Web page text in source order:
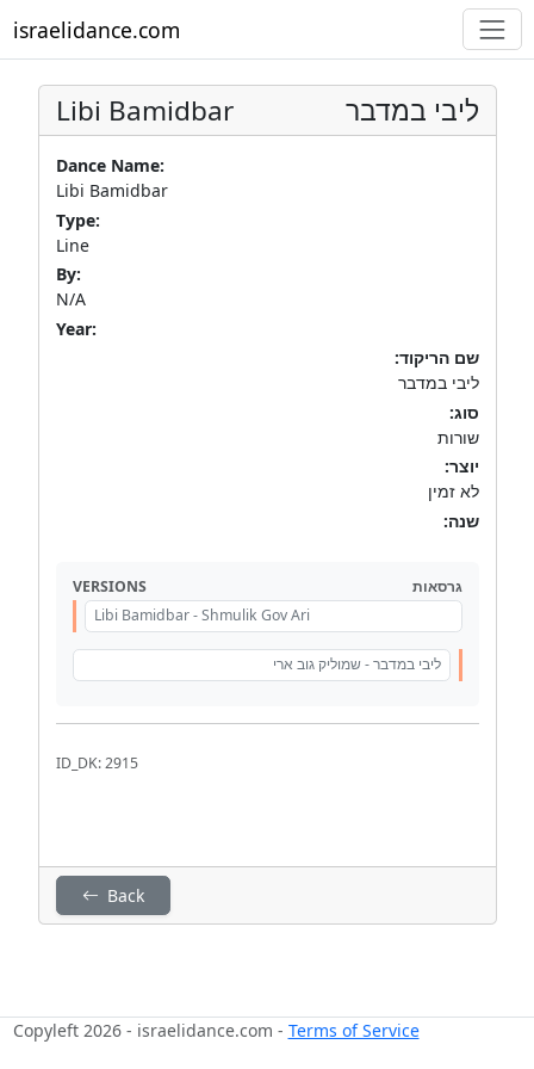
israelidance.com
Libi Bamidbar ליבי במדבר
Dance Name:
Libi Bamidbar
Type:
Line
By:
N/A
Year:
שם הריקוד:
ליבי במדבר
סוג:
שורות
יוצר:
לא זמין
שנה:
VERSIONS
גרסאות
Libi Bamidbar - Shmulik Gov Ari
ליבי במדבר - שמוליק גוב ארי
ID_DK: 2915
Back
Copyleft 2026 - israelidance.com - Terms of Service